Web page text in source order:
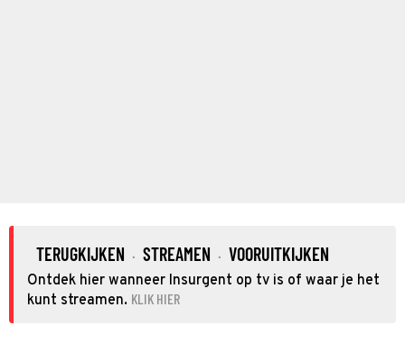
TERUGKIJKEN · STREAMEN · VOORUITKIJKEN
Ontdek hier wanneer Insurgent op tv is of waar je het
kunt streamen. KLIK HIER